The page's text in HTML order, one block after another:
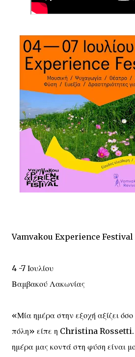
Vamvakou Experience Festival
4 -7 Ιουλίου
Βαμβακού Λακωνίας
«Μία ημέρα στην εξοχή αξίζει
πόλη» είπε η Christina Rossetti.
ημέρα μας κοντά στη φύση είναι